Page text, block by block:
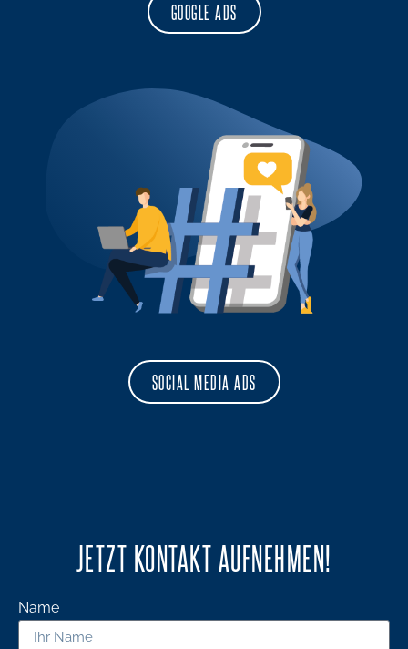
GOOGLE ADS
SOCIAL MEDIA ADS
JETZT KONTAKT AUFNEHMEN!
Name